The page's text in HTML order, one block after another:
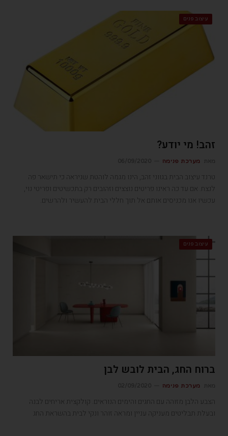
עיצוב פנים
זהב! מי יודע?
מערכת פנימה
טרנד עיצוב הבית בגווני זהב, הינו מגמה לוהטת שניראה כי תישאר פה
לנצח. אם עד כה ראינו פריטים נוצצים וזהובים רק בתכשיטים ופריטי נוי,
עכשיו אנו מכניסים אותם אל תוך חללי הבית להעשיר ולהרשים.
עיצוב פנים
ברוח החג, הבית לובש לבן
מערכת פנימה
הצבע הלבן מזוהה עם החגים והימים הנוראים. קולקצית אריחים לבנה
ובעלת תבליטים מעניקה עניין ומראה זוהר ונקי לבית בהשראת החג